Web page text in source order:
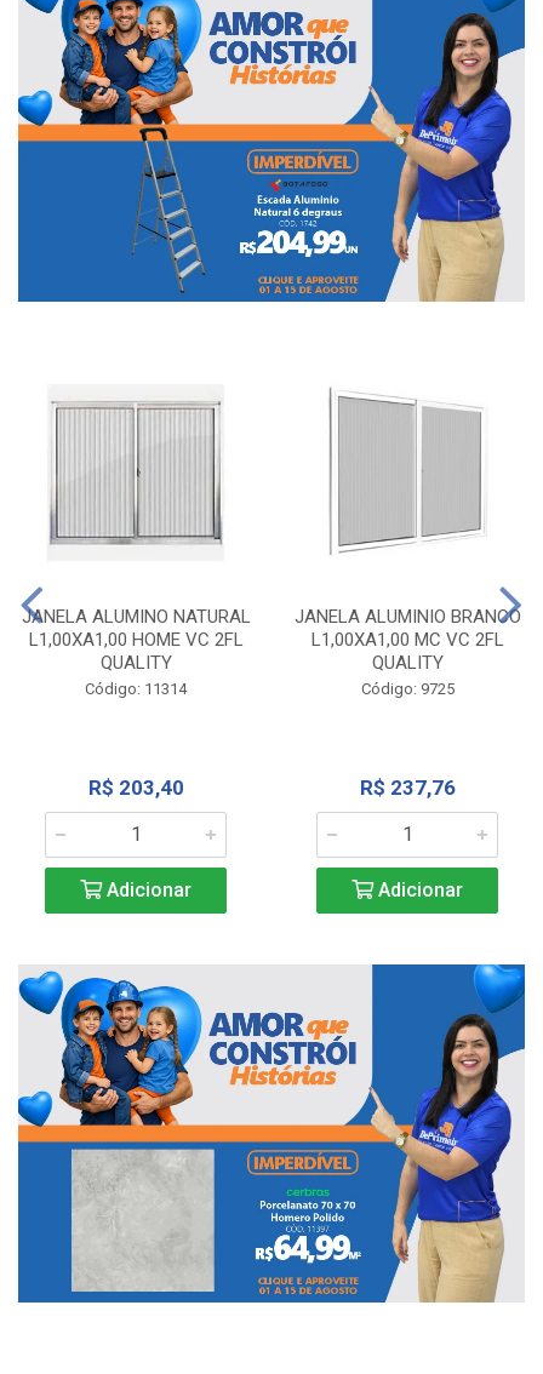
JANELA ALUMINO NATURAL
L1,00XA1,00 HOME VC 2FL
QUALITY
Código: 11314
R$ 203,40
Adicionar
JANELA ALUMINIO BRANCO
L1,00XA1,00 MC VC 2FL
QUALITY
Código: 9725
R$ 237,76
Adicionar